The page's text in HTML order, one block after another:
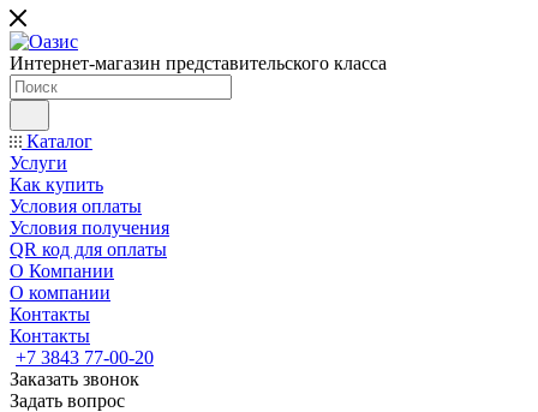
Интернет-магазин представительского класса
Каталог
Услуги
Как купить
Условия оплаты
Условия получения
QR код для оплаты
О Компании
О компании
Контакты
Контакты
+7 3843 77-00-20
Заказать звонок
Задать вопрос